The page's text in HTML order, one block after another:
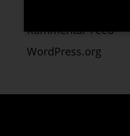
Kommentar-Feed
WordPress.org